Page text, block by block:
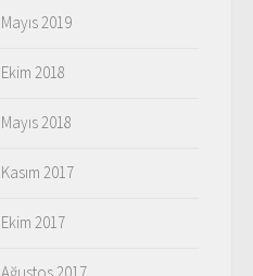
Mayıs 2019
Ekim 2018
Mayıs 2018
Kasım 2017
Ekim 2017